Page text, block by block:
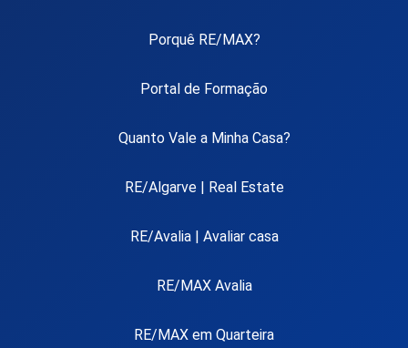
Porquê RE/MAX?
Portal de Formação
Quanto Vale a Minha Casa?
RE/Algarve | Real Estate
RE/Avalia | Avaliar casa
RE/MAX Avalia
RE/MAX em Quarteira